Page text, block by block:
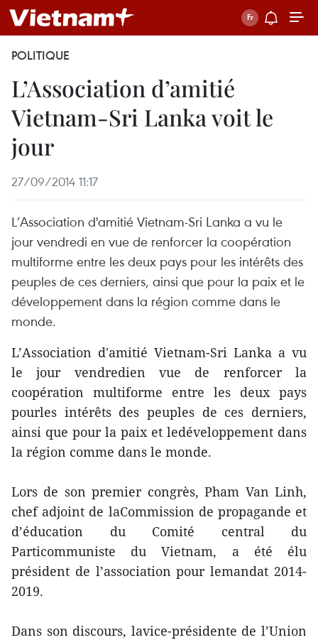
POLITIQUE
L’Association d’amitié
Vietnam-Sri Lanka voit le
jour
27/09/2014 11:17
L’Association d'amitié Vietnam-Sri Lanka a vu le
jour vendredi en vue de renforcer la coopération
multiforme entre les deux pays pour les intérêts des
peuples de ces derniers, ainsi que pour la paix et le
développement dans la région comme dans le
monde.
L’Association d'amitié Vietnam-Sri Lanka a vu
le jour vendredien vue de renforcer la
coopération multiforme entre les deux pays
pourles intérêts des peuples de ces derniers,
ainsi que pour la paix et ledéveloppement dans
la région comme dans le monde.
Lors de son premier congrès, Pham Van Linh,
chef adjoint de laCommission de propagande et
d’éducation du Comité central du
Particommuniste du Vietnam, a été élu
président de l’association pour lemandat 2014-
2019.
Dans son discours, lavice-présidente de l’Union